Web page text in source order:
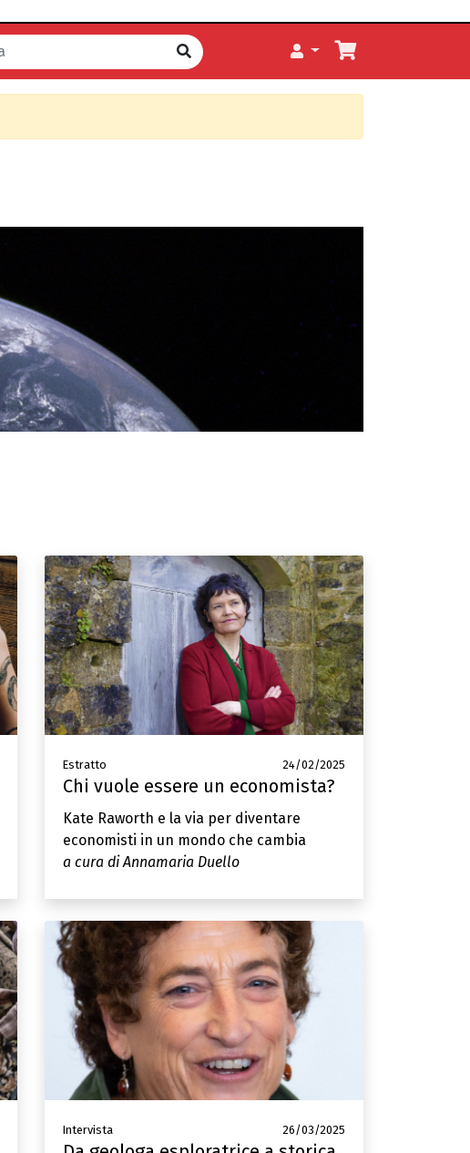
Estratto 24/02/2025
Chi vuole essere un economista?
Kate Raworth e la via per diventare
economisti in un mondo che cambia
a cura di Annamaria Duello
Intervista 26/03/2025